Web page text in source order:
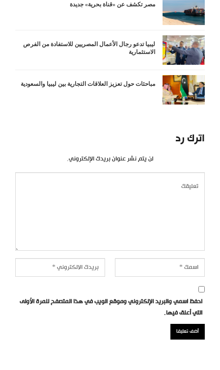
مصر تكشف عن «قناة بحرية» جديدة
ليبيا تدعو رجال الأعمال المصريين للاستفادة من الفرص
الاستثمارية
مباحثات حول تعزيز العلاقات التجارية بين ليبيا والسعودية
اترك رد
لن يتم نشر عنوان بريدك الإلكتروني.
احفظ اسمي والبريد الإلكتروني وموقع الويب في هذا المتصفح للمرة الأولى
التي أعلق فيها.